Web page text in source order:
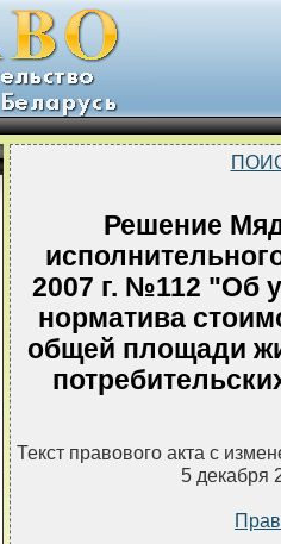
Решение
2007 г. №112 "Об
норматива
общей площади
Текст правового акта с
5 декабря